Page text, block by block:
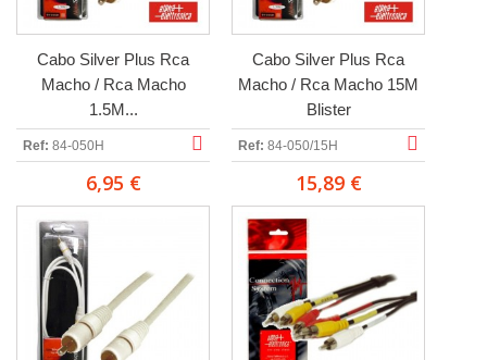
Cabo Silver Plus Rca
Macho / Rca Macho
1.5M...
Ref: 84-050H
6,95 €
Cabo Silver Plus Rca
Macho / Rca Macho 15M
Blister
Ref: 84-050/15H
15,89 €